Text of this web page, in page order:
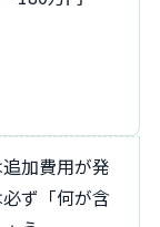
ず「何が含